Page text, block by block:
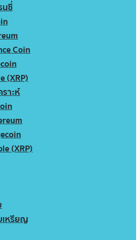
นซี่
Coin
(XRP)
าะห์
(XRP)
เหรียญ